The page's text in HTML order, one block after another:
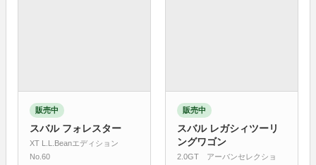
販売中
スバル フォレスター
XT L.L.Beanエディション
No.60
販売中
スバル レガシィツーリ
ングワゴン
2.0GT アーバンセレクショ